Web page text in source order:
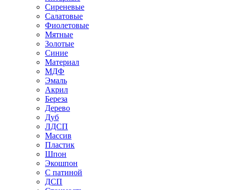
Сиреневые
Салатовые
Фиолетовые
Мятные
Золотые
Синие
Материал
МДФ
Эмаль
Акрил
Береза
Дерево
Дуб
ЛДСП
Массив
Пластик
Шпон
Экошпон
С патиной
ДСП